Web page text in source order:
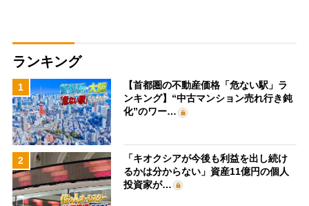
ランキング
1
【首都圏の不動産価格「危ない駅」ラ
ンキング】“中古マンション売れ行き鈍
化”のワー…
2
「キオクシアが今後も利益を出し続け
るかは分からない」資産11億円の個人
投資家が…